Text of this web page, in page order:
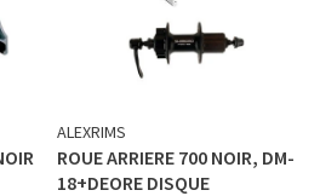
ALEXRIMS
ROUE ARRIERE 700 NOIR, DM-
18+DEORE DISQUE